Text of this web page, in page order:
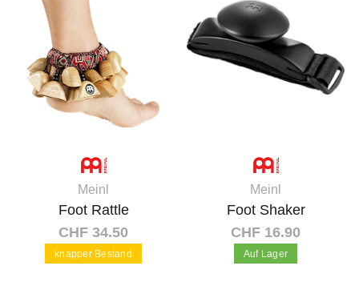
Meinl
Foot Rattle
CHF 34.50
knapper Bestand
Meinl
Foot Shaker
CHF 16.90
Auf Lager